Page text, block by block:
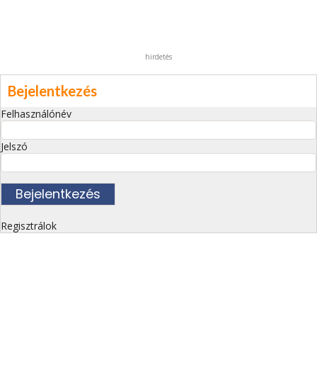
hirdetés
Bejelentkezés
Felhasználónév
Jelszó
Regisztrálok